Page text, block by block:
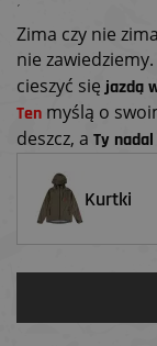
´
Zima czy nie
nie zawiedziemy.
cieszyć się jazdą
Ten myślą o
deszcz, a Ty
Kurtki